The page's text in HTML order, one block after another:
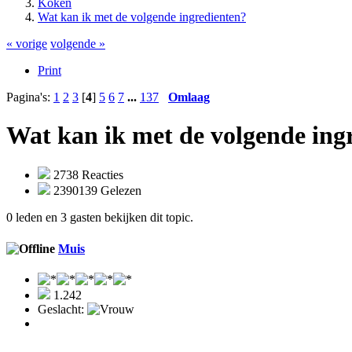
Wat kan ik met de volgende ingredienten?
« vorige volgende »
Print
Pagina's: 1 2 3 [4] 5 6 7 ... 137 Omlaag
Wat kan ik met de volgende
2738 Reacties
2390139 Gelezen
0 leden en 3 gasten bekijken dit topic.
Muis
1.242
Geslacht: